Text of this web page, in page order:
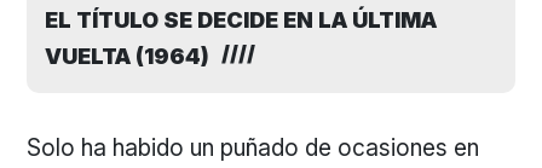
EL TÍTULO SE DECIDE EN LA ÚLTIMA
VUELTA (1964)
Solo ha habido un puñado de ocasiones en